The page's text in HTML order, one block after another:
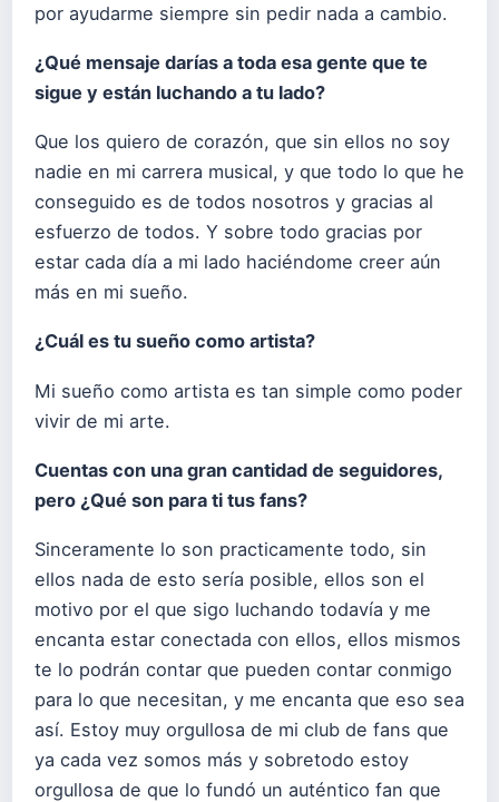
por ayudarme siempre sin pedir nada a cambio.
¿Qué mensaje darías a toda esa gente que te
sigue y están luchando a tu lado?
Que los quiero de corazón, que sin ellos no soy
nadie en mi carrera musical, y que todo lo que he
conseguido es de todos nosotros y gracias al
esfuerzo de todos. Y sobre todo gracias por
estar cada día a mi lado haciéndome creer aún
más en mi sueño.
¿Cuál es tu sueño como artista?
Mi sueño como artista es tan simple como poder
vivir de mi arte.
Cuentas con una gran cantidad de seguidores,
pero ¿Qué son para ti tus fans?
Sinceramente lo son practicamente todo, sin
ellos nada de esto sería posible, ellos son el
motivo por el que sigo luchando todavía y me
encanta estar conectada con ellos, ellos mismos
te lo podrán contar que pueden contar conmigo
para lo que necesitan, y me encanta que eso sea
así. Estoy muy orgullosa de mi club de fans que
ya cada vez somos más y sobretodo estoy
orgullosa de que lo fundó un auténtico fan que